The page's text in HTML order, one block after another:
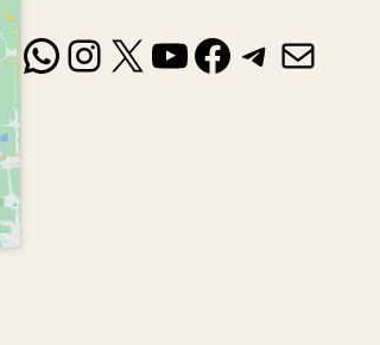
WhatsApp Instagram X YouTube Facebook Telegram E-Mail